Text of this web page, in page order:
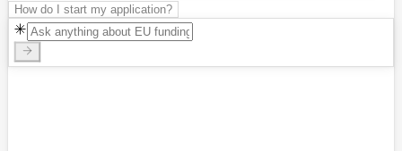
How do I start my application?